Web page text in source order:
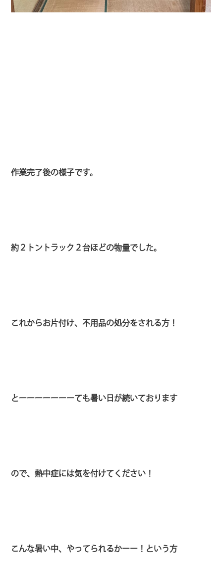
作業完了後の様子です。
約２トントラック２台ほどの物量でした。
これからお片付け、不用品の処分をされる方！
とーーーーーーーても暑い日が続いております
ので、熱中症には気を付けてください！
こんな暑い中、やってられるかーー！という方